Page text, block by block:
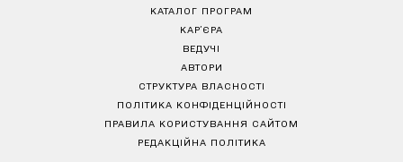
КАТАЛОГ ПРОГРАМ
КАР’ЄРА
ВЕДУЧІ
АВТОРИ
СТРУКТУРА ВЛАСНОСТІ
ПОЛІТИКА КОНФІДЕНЦІЙНОСТІ
ПРАВИЛА КОРИСТУВАННЯ САЙТОМ
РЕДАКЦІЙНА ПОЛІТИКА